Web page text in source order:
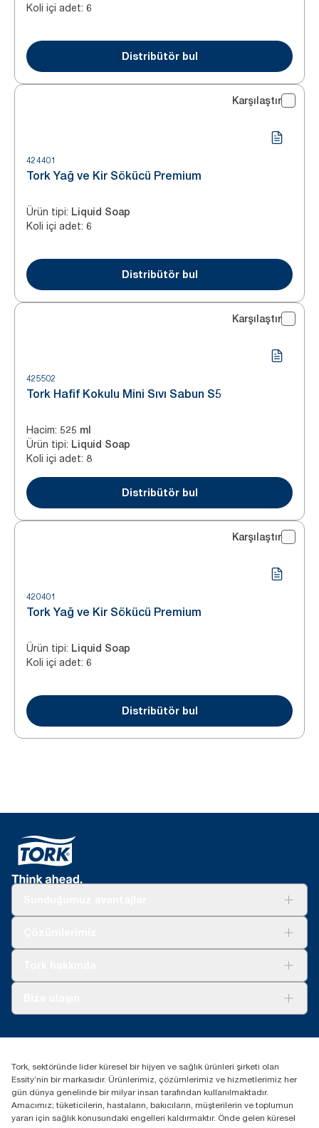
Koli içi adet: 6
Distribütör bul
Karşılaştır
424401
Tork Yağ ve Kir Sökücü Premium
Ürün tipi: Liquid Soap
Koli içi adet: 6
Distribütör bul
Karşılaştır
425502
Tork Hafif Kokulu Mini Sıvı Sabun S5
Hacim: 525 ml
Ürün tipi: Liquid Soap
Koli içi adet: 8
Distribütör bul
Karşılaştır
420401
Tork Yağ ve Kir Sökücü Premium
Ürün tipi: Liquid Soap
Koli içi adet: 6
Distribütör bul
(+90) 216 560 13 00
Essity Turkey Hijyen Ürünleri Sanayi ve Ticaret
Anonim Şirketi Kuriş Kule İş Merkezi, Cevizli Mah.
D-100 Güney Yan Yol Cad. No 2
K:9 34953 Kartal / Istanbul / Turkey
Tork, sektöründe lider küresel bir hijyen ve sağlık ürünleri şirketi olan
Essity’nin bir markasıdır. Ürünlerimiz, çözümlerimiz ve hizmetlerimiz her
gün dünya genelinde bir milyar insan tarafından kullanılmaktadır.
Amacımız; tüketicilerin, hastaların, bakıcıların, müşterilerin ve toplumun
yararı için sağlık konusundaki engelleri kaldırmaktır. Önde gelen küresel